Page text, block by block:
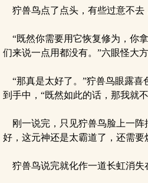
狞兽鸟点了点头，有些过意不去
“既然你需要用它恢复修为，你
们来说一点用都没有。”六眼怪大方
“那真是太好了。”狞兽鸟眼露喜
到手中，“既然如此的话，那我就
刚一说完，只见狞兽鸟脸上一阵
好，这元神还是太霸道了，还需要
狞兽鸟说完就化作一道长虹消失